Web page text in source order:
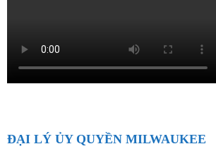
ĐẠI LÝ ỦY QUYỀN MILWAUKEE